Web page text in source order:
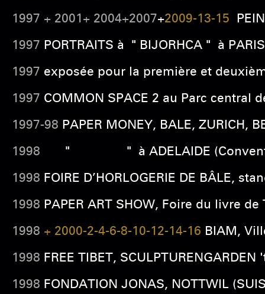
1997 + 2001+ 2004+2007+2009-13-15
1997 PORTRAITS à " BIJORHCA " à
1997 exposée pour la première et
1997 COMMON SPACE 2 au Parc central
1997-98 PAPER MONEY, BALE, ZURICH,
1998
" " à ADELAIDE (Convention
1998 FOIRE D’HORLOGERIE DE BÂLE,
1998 PAPER ART SHOW, Foire du livre
1998 + 2000-2-4-6-8-10-12-14-16 BIAM,
1998 FREE TIBET,
1998 FONDATION JONAS, NOTTWIL